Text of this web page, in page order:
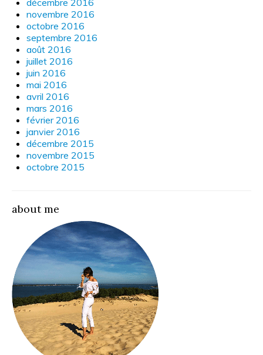
novembre 2016
octobre 2016
septembre 2016
août 2016
juillet 2016
juin 2016
mai 2016
avril 2016
mars 2016
février 2016
janvier 2016
décembre 2015
novembre 2015
octobre 2015
about me